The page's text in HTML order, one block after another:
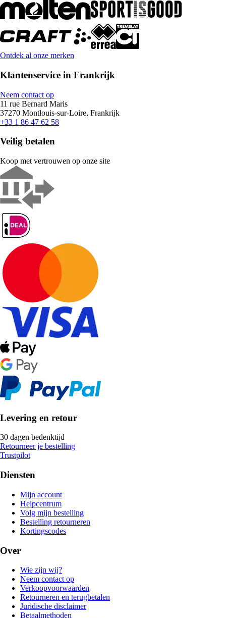
Ontdek al onze merken
Klantenservice in Frankrijk
Neem contact op
11 rue Bernard Maris
37270 Montlouis-sur-Loire, Frankrijk
+33 1 86 47 62 58
Veilig betalen
Koop met vertrouwen op onze site
Levering en retour
30 dagen bedenktijd
Retourneer je bestelling
Trustpilot
Diensten
Mijn account
Helpcentrum
Volg mijn bestelling
Bestelling retourneren
Kortingscodes
Over
Wie zijn wij?
Neem contact op
Verkoopvoorwaarden
Retourneren en terugbetalen
Juridische disclaimer
Betaalmethoden